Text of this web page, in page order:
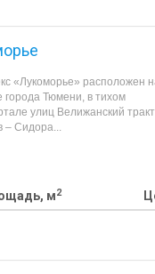
«Лукоморье» расположен
города Тюмени, в тихом
улиц Велижанский
– Сидора...
м2